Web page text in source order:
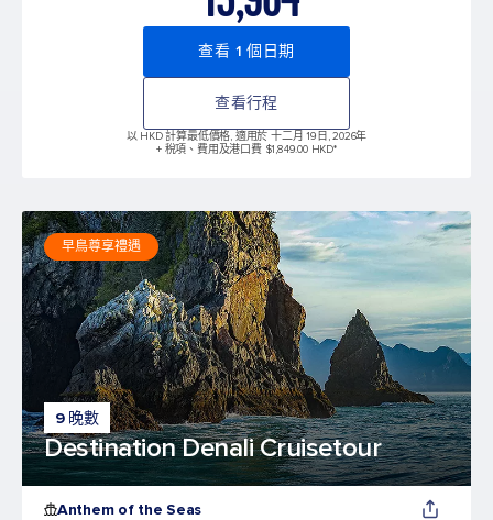
查看 1 個日期
查看行程
以 HKD 計算最低價格, 適用於 十二月 19日, 2026年
+ 稅項、費用及港口費 $1,849.00 HKD*
9 晚數
Destination Denali Cruisetour
早鳥尊享禮遇
Anthem of the Seas